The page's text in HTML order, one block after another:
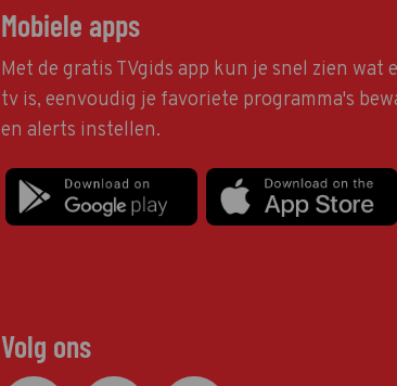
Mobiele apps
Met de gratis TVgids app kun je snel zien wat
tv is, eenvoudig je favoriete programma's
en alerts instellen.
Volg ons